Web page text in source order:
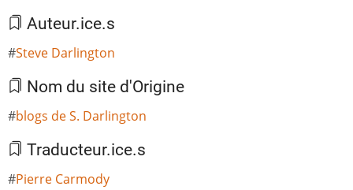
Auteur.ice.s
Steve Darlington
Nom du site d'Origine
blogs de S. Darlington
Traducteur.ice.s
Pierre Carmody